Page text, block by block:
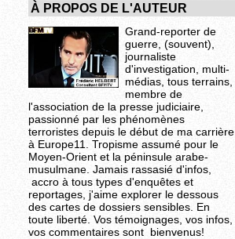
À PROPOS DE L'AUTEUR
Grand-reporter de
guerre, (souvent),
journaliste
d'investigation, multi-
médias, tous terrains,
membre de
l'association de la presse judiciaire,
passionné par les phénomènes
terroristes depuis le début de ma carrière
à Europe11. Tropisme assumé pour le
Moyen-Orient et la péninsule arabe-
musulmane. Jamais rassasié d'infos,
accro à tous types d'enquêtes et
reportages, j'aime explorer le dessous
des cartes de dossiers sensibles. En
toute liberté. Vos témoignages, vos infos,
vos commentaires sont bienvenus!